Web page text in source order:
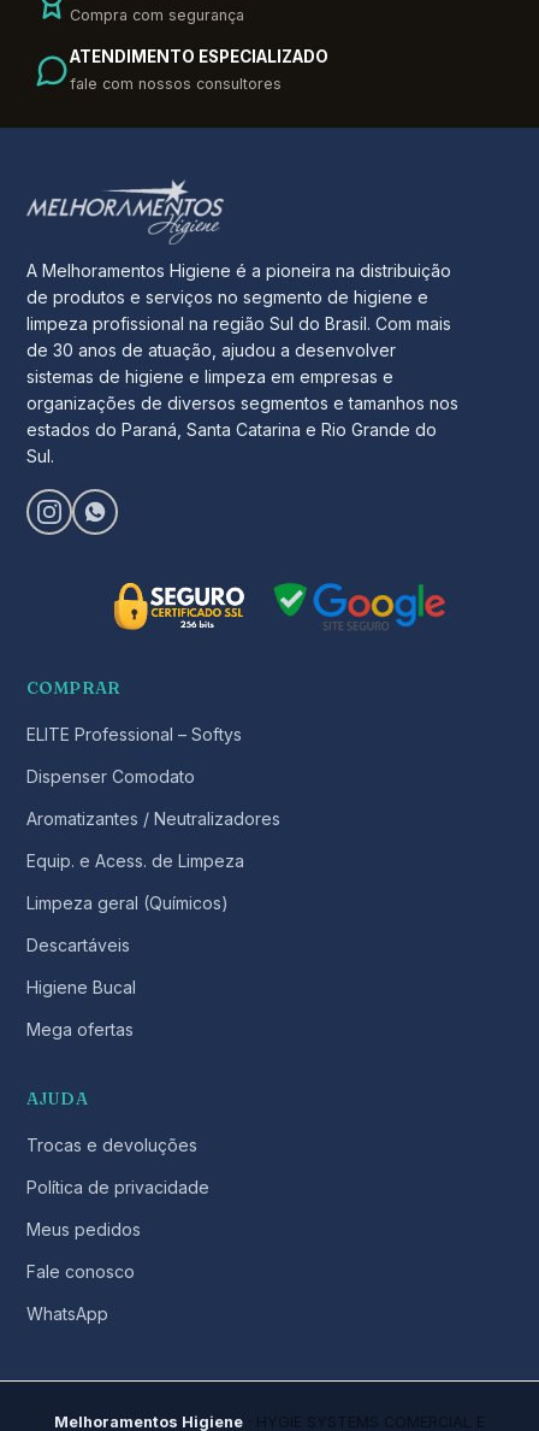
Compra com segurança
ATENDIMENTO ESPECIALIZADO
fale com nossos consultores
A Melhoramentos Higiene é a pioneira na distribuição
de produtos e serviços no segmento de higiene e
limpeza profissional na região Sul do Brasil. Com mais
de 30 anos de atuação, ajudou a desenvolver
sistemas de higiene e limpeza em empresas e
organizações de diversos segmentos e tamanhos nos
estados do Paraná, Santa Catarina e Rio Grande do
Sul.
COMPRAR
ELITE Professional – Softys
Dispenser Comodato
Aromatizantes / Neutralizadores
Equip. e Acess. de Limpeza
Limpeza geral (Químicos)
Descartáveis
Higiene Bucal
Mega ofertas
AJUDA
Trocas e devoluções
Política de privacidade
Meus pedidos
Fale conosco
WhatsApp
Melhoramentos Higiene · HYGIE SYSTEMS COMERCIAL E